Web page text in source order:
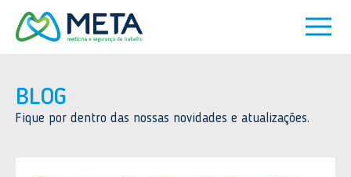
BLOG
Fique por dentro das nossas novidades e atualizações.